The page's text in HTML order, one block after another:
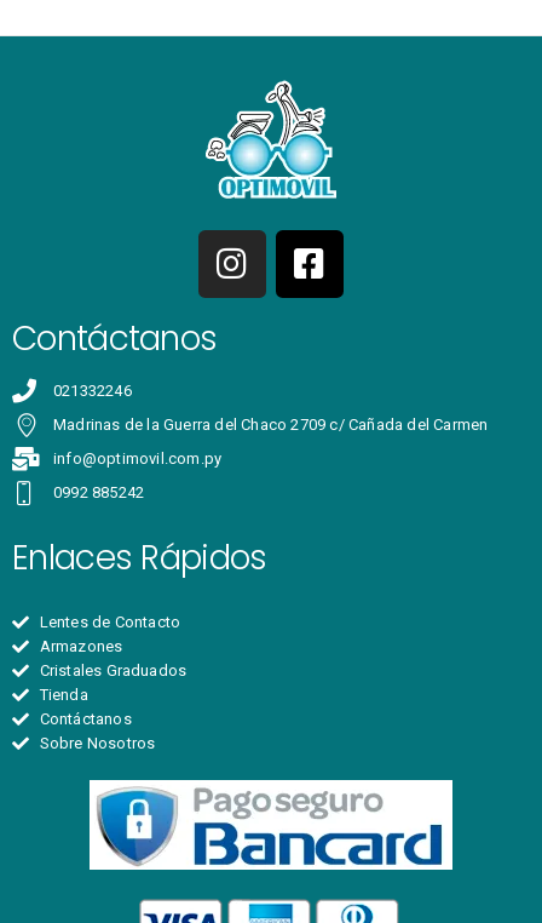
Contáctanos
021332246
Madrinas de la Guerra del Chaco 2709 c/ Cañada del Carmen
info@optimovil.com.py
0992 885242
Enlaces Rápidos
Lentes de Contacto
Armazones
Cristales Graduados
Tienda
Contáctanos
Sobre Nosotros